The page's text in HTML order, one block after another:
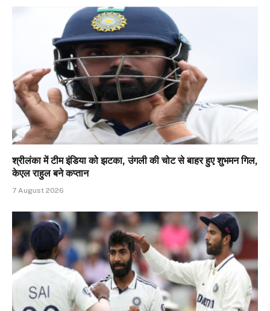
श्रीलंका में टीम इंडिया को झटका, उंगली की चोट से बाहर हुए शुभमन गिल,
केएल राहुल बने कप्तान
7 August 2026